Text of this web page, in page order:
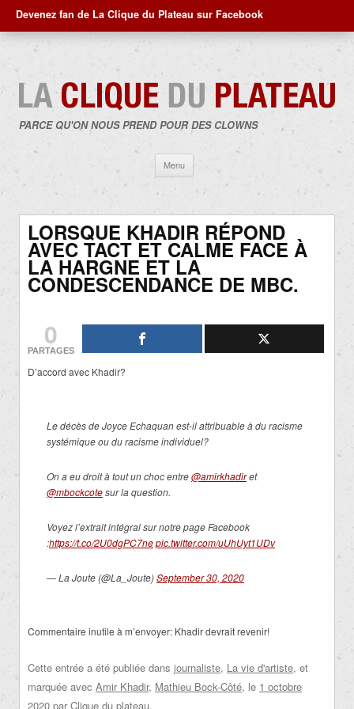
Devenez fan de La Clique du Plateau sur Facebook
PARCE QU'ON NOUS PREND POUR DES CLOWNS
Menu
contenu
LORSQUE KHADIR RÉPOND
AVEC TACT ET CALME FACE À
LA HARGNE ET LA
CONDESCENDANCE DE MBC.
0
PARTAGES
D’accord avec Khadir?
Le décès de Joyce Echaquan est-il attribuable à du racisme
systémique ou du racisme individuel?
On a eu droit à tout un choc entre@amirkhadiret
@mbockcotesur la question.
Voyez l’extrait intégral sur notre page Facebook
:https://t.co/2U0dgPC7nepic.twitter.com/uUhUyt1UDv
— La Joute (@La_Joute)September 30, 2020
Commentaire inutile à m’envoyer: Khadir devrait revenir!
Cette entrée a été publiée dans journaliste, La vie d'artiste, et
marquée avec Amir Khadir, Mathieu Bock-Côté, le 1 octobre
2020 par Clique du plateau.